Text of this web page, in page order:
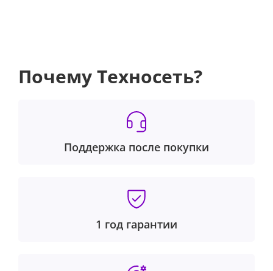
Почему Техносеть?
Поддержка после покупки
1 год гарантии